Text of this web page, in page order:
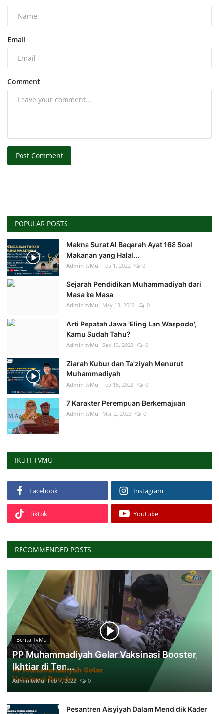
Email
Comment
Post Comment
POPULAR POSTS
Makna Surat Al Baqarah Ayat 168 Soal
Makanan yang Halal...
Admin tvMu Feb 1, 2022 0
Sejarah Pendidikan Muhammadiyah dari
Masa ke Masa
Admin tvMu May 13, 2022 0
Arti Pepatah Jawa 'Eling Lan Waspodo',
Kamu Sudah Tahu?
Admin tvMu Sep 13, 2022 0
Ziarah Kubur dan Ta'ziyah Menurut
Muhammadiyah
Admin tvMu Feb 15, 2022 0
7 Karakter Perempuan Berkemajuan
Admin tvMu Mar 2, 2023 0
IKUTI TVMU
Facebook Instagram
Tiktok Youtube
RECOMMENDED POSTS
Berita TvMu
PP Muhammadiyah Gelar Vaksinasi Booster,
Ikhtiar di Ten...
Admin tvMu Feb 7, 2022 0
Pesantren Aisyiyah Dalam Mendidik Kader